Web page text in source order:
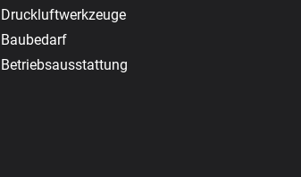
Druckluftwerkzeuge
Baubedarf
Betriebsausstattung